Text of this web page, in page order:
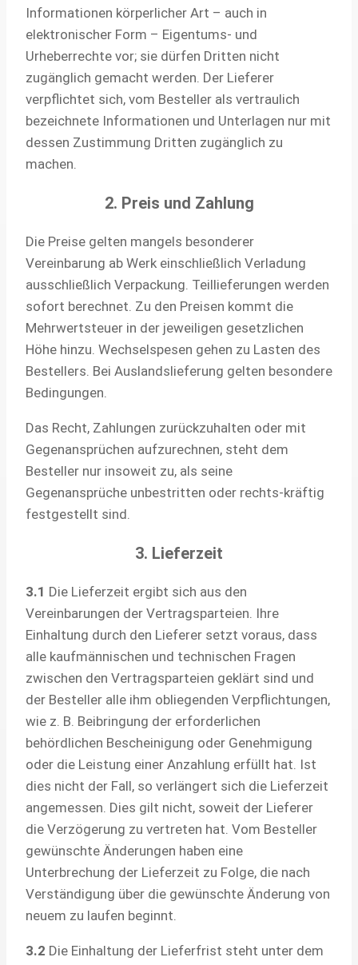
Informationen körperlicher Art – auch in
elektronischer Form – Eigentums- und
Urheberrechte vor; sie dürfen Dritten nicht
zugänglich gemacht werden. Der Lieferer
verpflichtet sich, vom Besteller als vertraulich
bezeichnete Informationen und Unterlagen nur mit
dessen Zustimmung Dritten zugänglich zu
machen.
2. Preis und Zahlung
Die Preise gelten mangels besonderer
Vereinbarung ab Werk einschließlich Verladung
ausschließlich Verpackung. Teillieferungen werden
sofort berechnet. Zu den Preisen kommt die
Mehrwertsteuer in der jeweiligen gesetzlichen
Höhe hinzu. Wechselspesen gehen zu Lasten des
Bestellers. Bei Auslandslieferung gelten besondere
Bedingungen.
Das Recht, Zahlungen zurückzuhalten oder mit
Gegenansprüchen aufzurechnen, steht dem
Besteller nur insoweit zu, als seine
Gegenansprüche unbestritten oder rechts-kräftig
festgestellt sind.
3. Lieferzeit
3.1 Die Lieferzeit ergibt sich aus den
Vereinbarungen der Vertragsparteien. Ihre
Einhaltung durch den Lieferer setzt voraus, dass
alle kaufmännischen und technischen Fragen
zwischen den Vertragsparteien geklärt sind und
der Besteller alle ihm obliegenden Verpflichtungen,
wie z. B. Beibringung der erforderlichen
behördlichen Bescheinigung oder Genehmigung
oder die Leistung einer Anzahlung erfüllt hat. Ist
dies nicht der Fall, so verlängert sich die Lieferzeit
angemessen. Dies gilt nicht, soweit der Lieferer
die Verzögerung zu vertreten hat. Vom Besteller
gewünschte Änderungen haben eine
Unterbrechung der Lieferzeit zu Folge, die nach
Verständigung über die gewünschte Änderung von
neuem zu laufen beginnt.
3.2 Die Einhaltung der Lieferfrist steht unter dem